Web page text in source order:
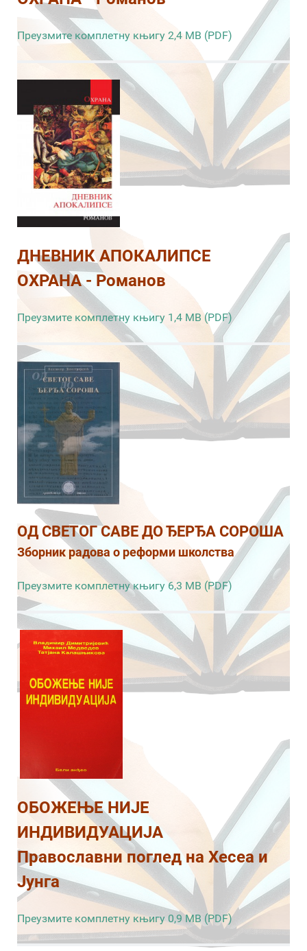
Преузмите комплетну књигу 2,4 MB (PDF)
ДНЕВНИК АПОКАЛИПСЕ
ОХРАНА - Романов
Преузмите комплетну књигу 1,4 MB (PDF)
ОД СВЕТОГ САВЕ ДО ЂЕРЂА СОРОША
Зборник радова о реформи школства
Преузмите комплетну књигу 6,3 MB (PDF)
ОБОЖЕЊЕ НИЈЕ
ИНДИВИДУАЦИЈА
Православни поглед на Хесеа и
Јунга
Преузмите комплетну књигу 0,9 MB (PDF)